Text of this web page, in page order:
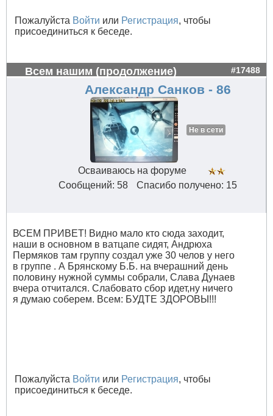
Пожалуйста Войти или Регистрация, чтобы
присоединиться к беседе.
Всем нашим (продолжение) #17488
Александр Санков - 86
Не в сети
Осваиваюсь на форуме
Сообщений: 58
Спасибо получено: 15
ВСЕМ ПРИВЕТ! Видно мало кто сюда заходит,
наши в основном в ватцапе сидят, Андрюха
Пермяков там группу создал уже 30 челов у него
в группе . А Брянскому Б.Б. на вчерашний день
половину нужной суммы собрали, Слава Дунаев
вчера отчитался. Слабовато сбор идет,ну ничего
я думаю соберем. Всем: БУДТЕ ЗДОРОВЫ!!!
Пожалуйста Войти или Регистрация, чтобы
присоединиться к беседе.